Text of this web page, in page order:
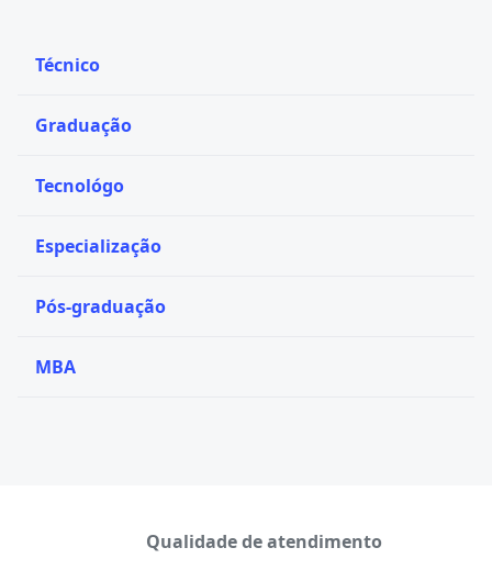
Técnico
Graduação
Tecnológo
Especialização
Pós-graduação
MBA
Qualidade de atendimento